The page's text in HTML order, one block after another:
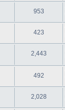
953
423
2,443
492
2,028